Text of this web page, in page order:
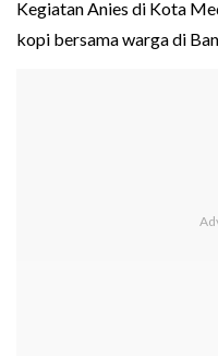
Kegiatan Anies di Kota
kopi bersama warga di